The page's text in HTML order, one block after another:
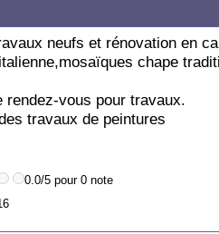
neufs et rénovation en
chape
rendez-vous pour travaux.
travaux de peintures
0.0/5 pour 0 note